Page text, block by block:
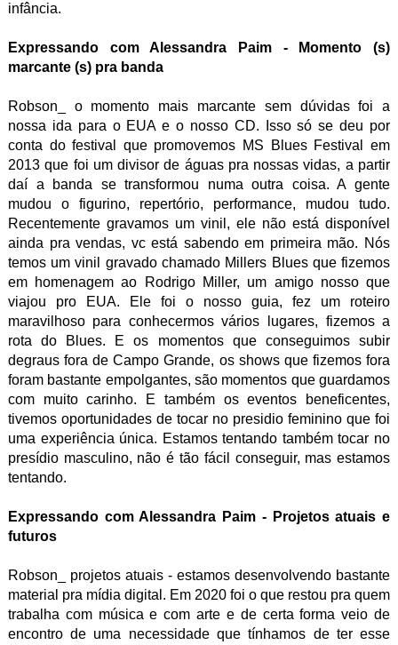
infância.
Expressando com Alessandra Paim - Momento (s)
marcante (s) pra banda
Robson_ o momento mais marcante sem dúvidas foi a
nossa ida para o EUA e o nosso CD. Isso só se deu por
conta do festival que promovemos MS Blues Festival em
2013 que foi um divisor de águas pra nossas vidas, a partir
daí a banda se transformou numa outra coisa. A gente
mudou o figurino, repertório, performance, mudou tudo.
Recentemente gravamos um vinil, ele não está disponível
ainda pra vendas, vc está sabendo em primeira mão. Nós
temos um vinil gravado chamado Millers Blues que fizemos
em homenagem ao Rodrigo Miller, um amigo nosso que
viajou pro EUA. Ele foi o nosso guia, fez um roteiro
maravilhoso para conhecermos vários lugares, fizemos a
rota do Blues. E os momentos que conseguimos subir
degraus fora de Campo Grande, os shows que fizemos fora
foram bastante empolgantes, são momentos que guardamos
com muito carinho. E também os eventos beneficentes,
tivemos oportunidades de tocar no presidio feminino que foi
uma experiência única. Estamos tentando também tocar no
presídio masculino, não é tão fácil conseguir, mas estamos
tentando.
Expressando com Alessandra Paim - Projetos atuais e
futuros
Robson_ projetos atuais - estamos desenvolvendo bastante
material pra mídia digital. Em 2020 foi o que restou pra quem
trabalha com música e com arte e de certa forma veio de
encontro de uma necessidade que tínhamos de ter esse